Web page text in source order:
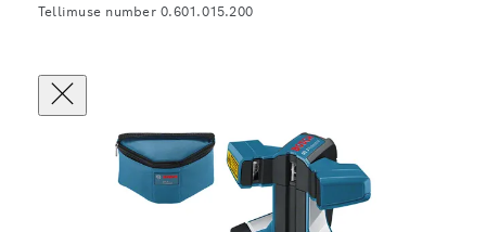
Tellimuse number 0.601.015.200